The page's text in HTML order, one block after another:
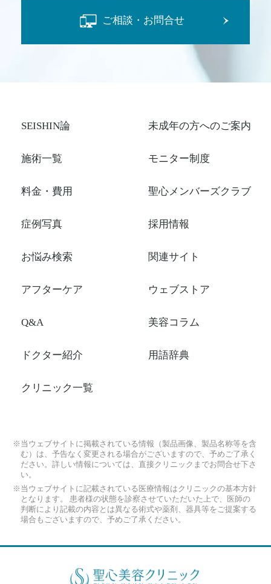
ご相談・お問合せ
SEISHIN論
施術一覧
料金・費用
症例写真
お悩み検索
アフターケア
Q&A
ドクター紹介
クリニック一覧
未成年の方へのご案内
モニター制度
聖心メンバーズクラブ
採用情報
関連サイト
ウェブストア
美容コラム
用語辞典
※当ウェブサイトに掲載されている情報（製品画像、製品名称等を含
む）は、予告なく変更される場合がございますので、予めご了承く
ださい。詳しい情報については、直接クリニックまでお問合せ下さ
い。
※当ウェブサイトに記載されている医療情報はクリニックの基本方針
となります。 患者様の状態を診察させていただいた上で、医師の
判断により記載の内容とは異なる術式や薬剤、器具等をご提案する
場合もございますので、予めご了承ください。